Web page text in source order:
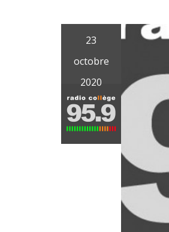
23
octobre
2020